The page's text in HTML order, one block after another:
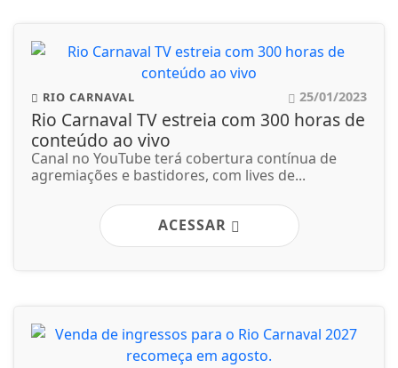
RIO CARNAVAL 25/01/2023
Rio Carnaval TV estreia com 300 horas de
conteúdo ao vivo
Canal no YouTube terá cobertura contínua de
agremiações e bastidores, com lives de...
ACESSAR